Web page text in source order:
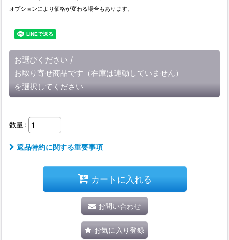
オプションにより価格が変わる場合もあります。
お選びください /
お取り寄せ商品です（在庫は連動していません）
を選択してください
数量:
返品特約に関する重要事項
カートに入れる
お問い合わせ
お気に入り登録